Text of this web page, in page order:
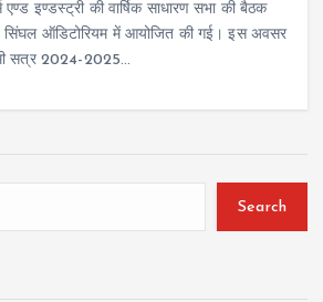
इण्डस्ट्री की वार्षिक साधारण सभा की बैठक
सिंघल ऑडिटोरियम में आयोजित की गई। इस अवसर
सत्र 2024-2025…
Search